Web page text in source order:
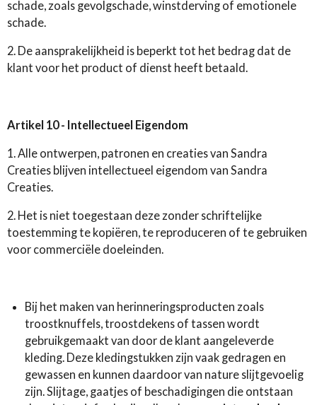
schade, zoals gevolgschade, winstderving of emotionele
schade.
2. De aansprakelijkheid is beperkt tot het bedrag dat de
klant voor het product of dienst heeft betaald.
Artikel 10 - Intellectueel Eigendom
1. Alle ontwerpen, patronen en creaties van Sandra
Creaties blijven intellectueel eigendom van Sandra
Creaties.
2. Het is niet toegestaan deze zonder schriftelijke
toestemming te kopiëren, te reproduceren of te gebruiken
voor commerciële doeleinden.
Bij het maken van herinneringsproducten zoals
troostknuffels, troostdekens of tassen wordt
gebruikgemaakt van door de klant aangeleverde
kleding. Deze kledingstukken zijn vaak gedragen en
gewassen en kunnen daardoor van nature slijtgevoelig
zijn. Slijtage, gaatjes of beschadigingen die ontstaan